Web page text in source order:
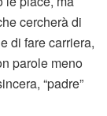
cercherà di
di fare carriera,
parole meno
“padre”